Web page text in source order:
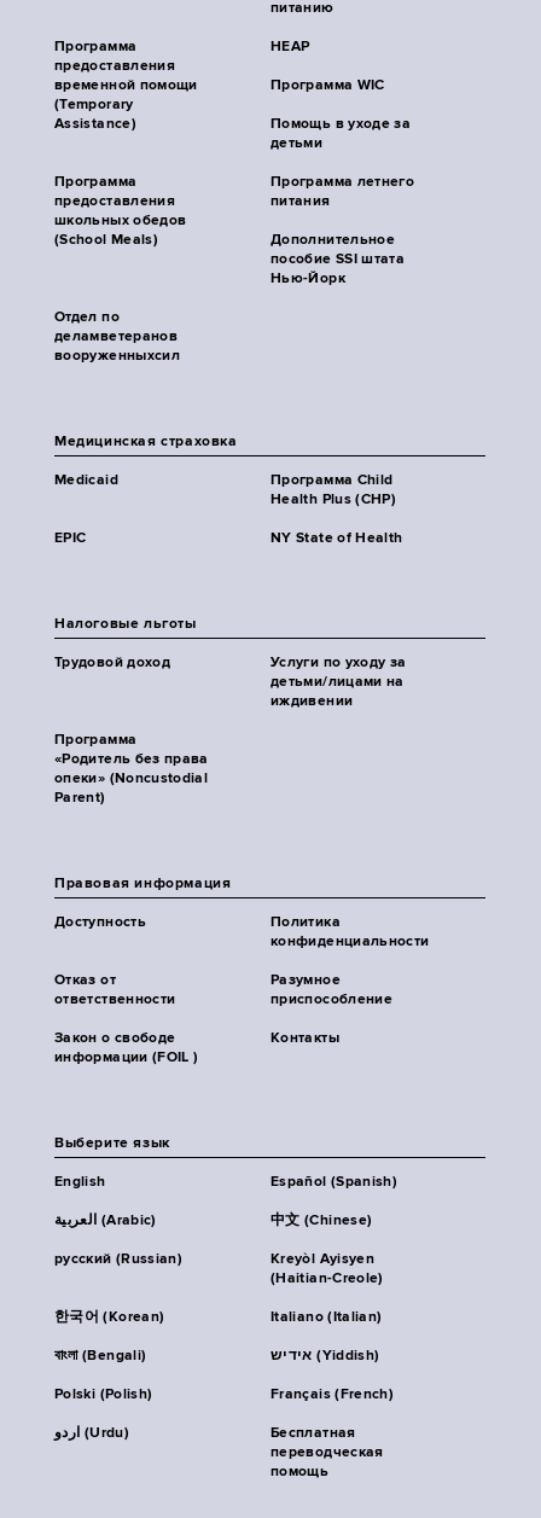
питанию
Программа
предоставления
временной помощи
(Temporary
Assistance)
HEAP
Программа WIC
Помощь в уходе за
детьми
Программа
предоставления
школьных обедов
(School Meals)
Программа летнего
питания
Дополнительное
пособие SSI штата
Нью-Йорк
Отдел по
деламветеранов
вооруженныхсил
Медицинская страховка
Medicaid
Программа Child
Health Plus (CHP)
EPIC NY State of Health
Налоговые льготы
Трудовой доход
Услуги по уходу за
детьми/лицами на
иждивении
Программа
«Родитель без права
опеки» (Noncustodial
Parent)
Правовая информация
Доступность
Политика
конфиденциальности
Отказ от
ответственности
Разумное
приспособление
Закон о свободе
информации (FOIL )
Контакты
Выберите язык
English Español (Spanish)
العربية (Arabic) 中文 (Chinese)
русский (Russian)
Kreyòl Ayisyen
(Haitian-Creole)
한국어 (Korean) Italiano (Italian)
বাংলা (Bengali) אידיש (Yiddish)
Polski (Polish) Français (French)
اردو (Urdu)
Бесплатная
переводческая
помощь